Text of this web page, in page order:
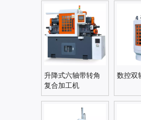
升降式六轴带转角
复合加工机
数控双